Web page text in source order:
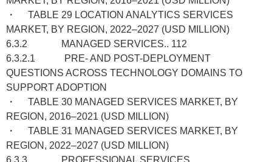
・ TABLE 29 LOCATION ANALYTICS SERVICES
MARKET, BY REGION, 2022–2027 (USD MILLION)
6.3.2 MANAGED SERVICES.. 112
6.3.2.1 PRE- AND POST-DEPLOYMENT
QUESTIONS ACROSS TECHNOLOGY DOMAINS TO
SUPPORT ADOPTION
・ TABLE 30 MANAGED SERVICES MARKET, BY
REGION, 2016–2021 (USD MILLION)
・ TABLE 31 MANAGED SERVICES MARKET, BY
REGION, 2022–2027 (USD MILLION)
6.3.3 PROFESSIONAL SERVICES